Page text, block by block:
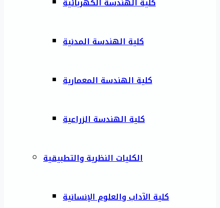
كلية الهندسة المدنية
كلية الهندسة المعمارية
كلية الهندسة الزراعية
الكليات النظرية والتطبيقية
كلية الآداب والعلوم الإنسانية